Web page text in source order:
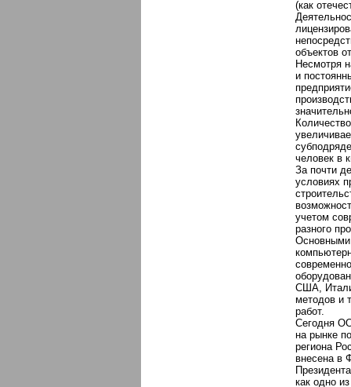
(как
объектов
Несмотря
и
человек в
За почти
условиях
учетом
разного
США,
методов и
работ.
Сегодня
на рынке
региона
внесена в
как одно